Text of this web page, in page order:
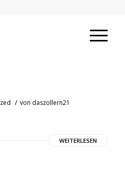
/ von daszollern21
WEITERLESEN